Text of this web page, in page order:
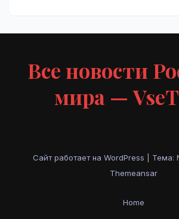
Все новости
мира —
Сайт работает на WordPress
Тема:
Themeansar
Home